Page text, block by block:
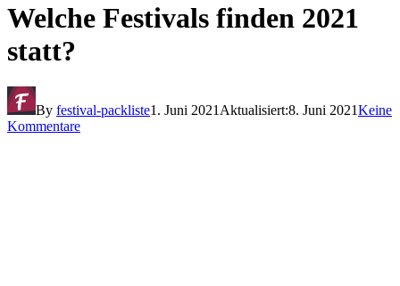
Welche Festivals finden 2021
statt?
By festival-packliste1. Juni 2021 Aktualisiert:8. Juni 2021Keine
Kommentare